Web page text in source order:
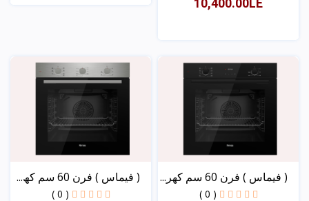
10,400.00LE
( فیماس ) فرن 60 سم كھر...
( 0 )
( فیماس ) فرن 60 سم كھ...
( 0 )